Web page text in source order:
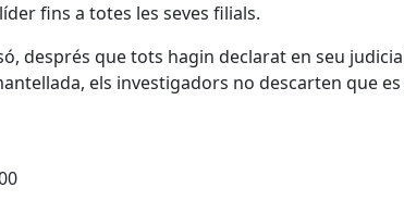
fins a totes les seves filials.
després que tots hagin declarat en seu
els investigadors no descarten que